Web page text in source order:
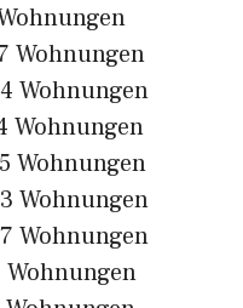
Wohnungen
Wohnungen
Wohnungen
Wohnungen
Wohnungen
Wohnungen
Wohnungen